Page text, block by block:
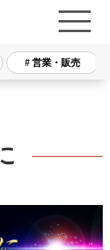
# 営業・販売